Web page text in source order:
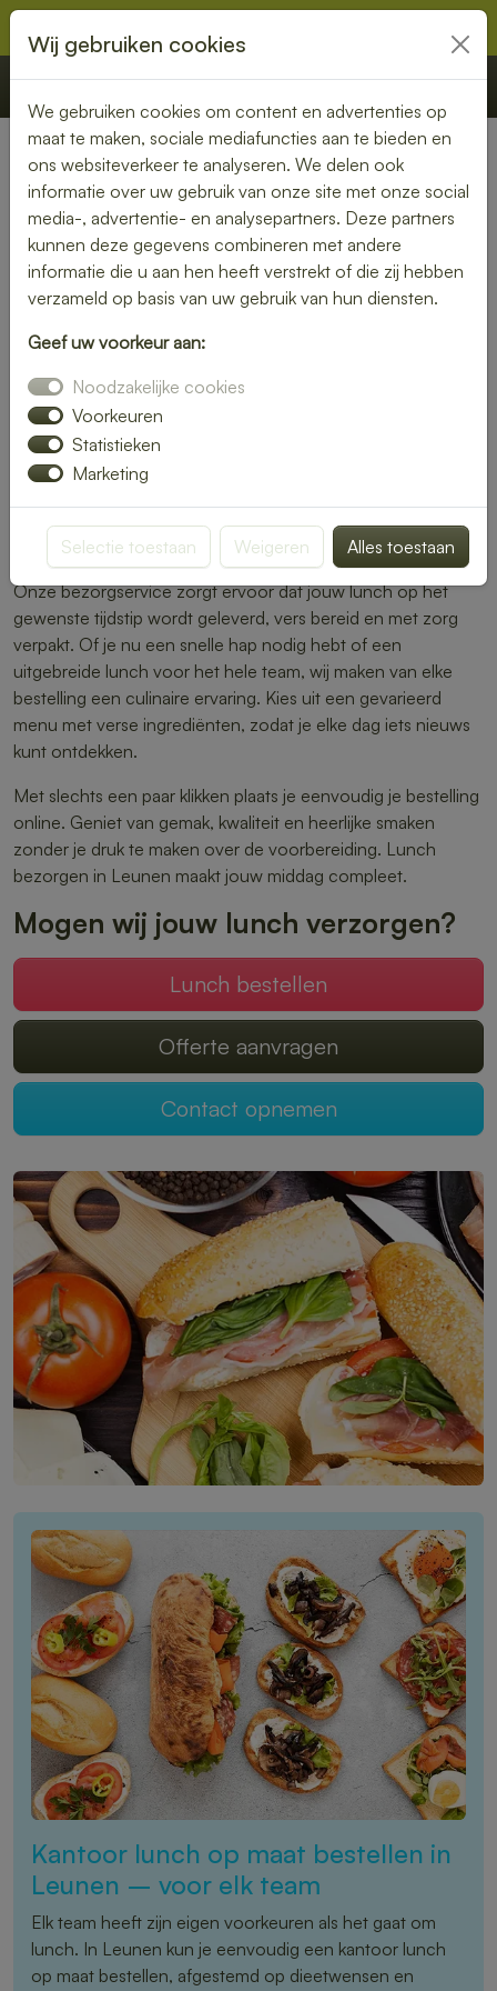
€ 0,00 Offerte Bestellen
Nederland» Leunen
Lunch laten bezorgen in
Leunen – vers, snel en
smaakvol
maken? Laat je lunch bezorgen in Leunen en geniet van
verse, smaakvolle gerechten zonder gedoe. Of je nu op
kantoor bent, thuiswerkt of gewoon zin hebt in een
ontspannen middagpauze, een bezorgde lunch is altijd een
warme maaltijden – er is altijd iets dat perfect aansluit bij
jouw smaak.
Onze bezorgservice zorgt ervoor dat jouw lunch op het
gewenste tijdstip wordt geleverd, vers bereid en met zorg
verpakt. Of je nu een snelle hap nodig hebt of een
uitgebreide lunch voor het hele team, wij maken van elke
bestelling een culinaire ervaring. Kies uit een gevarieerd
menu met verse ingrediënten, zodat je elke dag iets nieuws
kunt ontdekken.
Met slechts een paar klikken plaats je eenvoudig je bestelling
online. Geniet van gemak, kwaliteit en heerlijke smaken
zonder je druk te maken over de voorbereiding. Lunch
bezorgen in Leunen maakt jouw middag compleet.
Mogen wij jouw lunch verzorgen?
Lunch bestellen
Offerte aanvragen
Contact opnemen
Kantoor lunch op maat bestellen in
Leunen – voor elk team
Elk team heeft zijn eigen voorkeuren als het gaat om
lunch. In Leunen kun je eenvoudig een kantoor lunch
op maat bestellen, afgestemd op dieetwensen en
Wij gebruiken cookies
We gebruiken cookies om content en advertenties op
maat te maken, sociale mediafuncties aan te bieden en
ons websiteverkeer te analyseren. We delen ook
informatie over uw gebruik van onze site met onze social
media-, advertentie- en analysepartners. Deze partners
kunnen deze gegevens combineren met andere
informatie die u aan hen heeft verstrekt of die zij hebben
verzameld op basis van uw gebruik van hun diensten.
Geef uw voorkeur aan:
Noodzakelijke cookies
Voorkeuren
Statistieken
Marketing
Selectie toestaan Weigeren Alles toestaan